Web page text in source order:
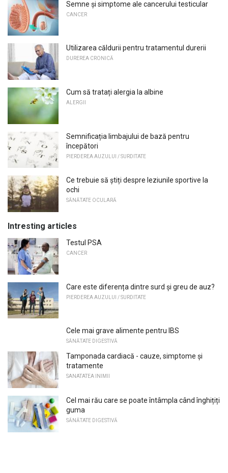
Semne și simptome ale cancerului testicular
CANCER
Utilizarea căldurii pentru tratamentul durerii
DUREREA CRONICĂ
Cum să tratați alergia la albine
ALERGII
Semnificația limbajului de bază pentru
începători
PIERDEREA AUZULUI / SURDITATE
Ce trebuie să știți despre leziunile sportive la
ochi
SĂNĂTATE OCULARĂ
Intresting articles
Testul PSA
CANCER
Care este diferența dintre surd și greu de auz?
PIERDEREA AUZULUI / SURDITATE
Cele mai grave alimente pentru IBS
SĂNĂTATE DIGESTIVĂ
Tamponada cardiacă - cauze, simptome și
tratamente
SANATATEA INIMII
Cel mai rău care se poate întâmpla când înghițiți
guma
SĂNĂTATE DIGESTIVĂ